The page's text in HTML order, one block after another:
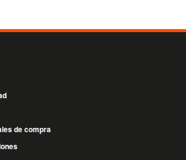
de compra